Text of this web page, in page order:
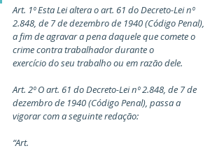
Art. 1º Esta Lei altera o art. 61 do Decreto-Lei nº
2.848, de 7 de dezembro de 1940 (Código Penal),
a fim de agravar a pena daquele que comete o
crime contra trabalhador durante o
exercício do seu trabalho ou em razão dele.
Art. 2º O art. 61 do Decreto-Lei nº 2.848, de 7 de
dezembro de 1940 (Código Penal), passa a
vigorar com a seguinte redação:
“Art.